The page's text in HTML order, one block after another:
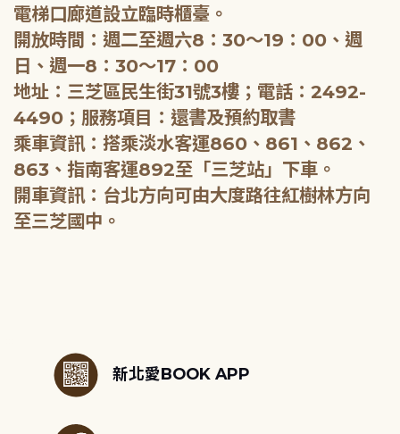
電梯口廊道設立臨時櫃臺。
開放時間：週二至週六8：30～19：00、週
日、週一8：30～17：00
地址：三芝區民生街31號3樓；電話：2492-
4490；服務項目：還書及預約取書
乘車資訊：搭乘淡水客運860、861、862、
863、指南客運892至「三芝站」下車。
開車資訊：台北方向可由大度路往紅樹林方向
至三芝國中。
新北愛BOOK APP